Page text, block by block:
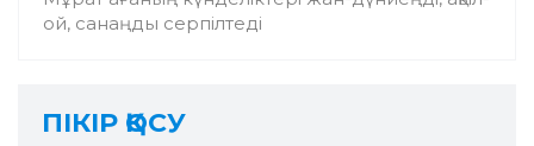
ой, санаңды серпілтеді
ПІКІР ҚОСУ